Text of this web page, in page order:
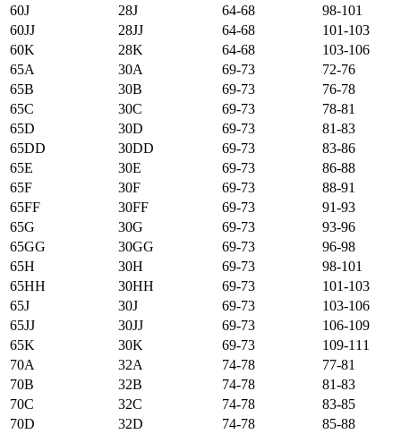
60J
28J 64-68
98-101
60JJ
28JJ 64-68
101-103
60K
28K 64-68
103-106
65А
30А 69-73
72-76
65B
30B 69-73
76-78
65C
30C 69-73
78-81
65D
30D 69-73
81-83
65DD
30DD 69-73
83-86
65E
30E 69-73
86-88
65F
30F 69-73
88-91
65FF
30FF 69-73
91-93
65G
30G 69-73
93-96
65GG
30GG 69-73
96-98
65H
30H 69-73
98-101
65HH
30HH 69-73
101-103
65J
30J 69-73
103-106
65JJ
30JJ 69-73
106-109
65K
30K 69-73
109-111
70А
32А 74-78
77-81
70B
32B 74-78
81-83
70C
32C 74-78
83-85
70D
32D 74-78
85-88